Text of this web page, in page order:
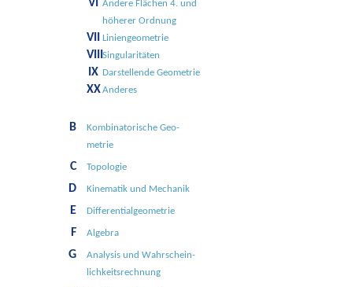
VI
Andere Flächen 4. und
höherer Ordnung
VII Liniengeometrie
VIIISingularitäten
IX Darstellende Geometrie
XXAnderes
B
Kombinato­rische Geo­
metrie
C Topologie
D Kine­matik und Mecha­nik
E Differential­geometrie
F Algebra
G
Analy­sis und Wahr­schein­
lichkeits­rech­nung